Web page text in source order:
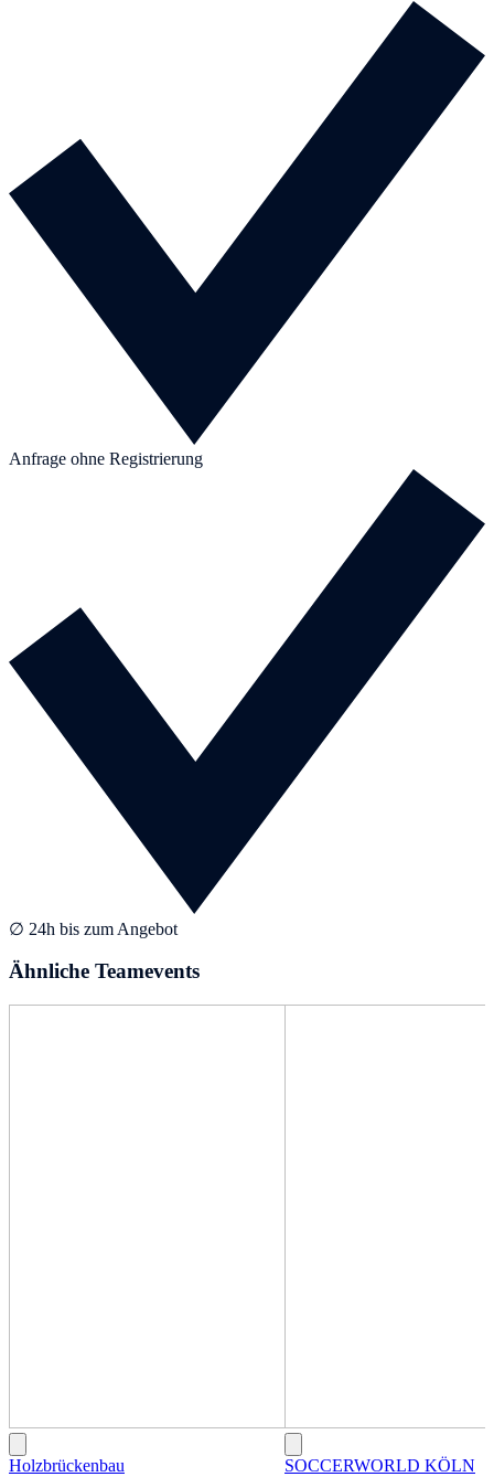
Anfrage ohne Registrierung
∅ 24h bis zum Angebot
Ähnliche Teamevents
Holzbrückenbau
SOCCERWORLD KÖLN